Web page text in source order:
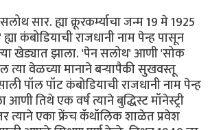
सार. ह्या क्रूरकर्म्याचा जन्म 19 मे 1925
कंबोडियाची राजधानी नाम पेन्ह पासून
खेड्यात झाला. 'पेन सलोथ' आणी 'सोक
त्या वेळच्या मानाने बऱ्यापैकी सुखवस्तू
पॉल पॉट कंबोडियाची राजधानी नाम पेन्ह
तिथे एक वर्ष त्याने बुद्धिस्ट मॉनेस्ट्री
त्याने एका फ्रेंच कॅथॉलिक शाळेत प्रवेश